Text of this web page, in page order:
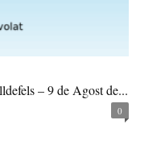
– 9 de Agost de...
0